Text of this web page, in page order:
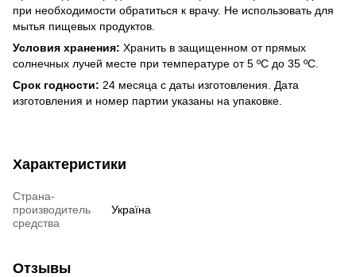
при необходимости обратиться к врачу. Не использовать для
мытья пищевых продуктов.
Условия хранения: Хранить в защищенном от прямых
солнечных лучей месте при температуре от 5 ºС до 35 ºС.
Срок годности: 24 месяца с даты изготовления. Дата
изготовления и номер партии указаны на упаковке.
Характеристики
Страна-
производитель
средства
Україна
Отзывы